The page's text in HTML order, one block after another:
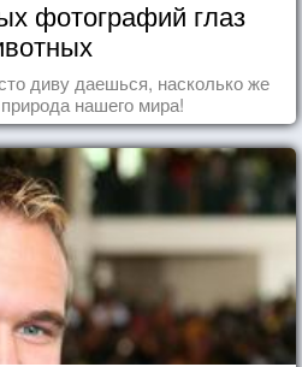
фотографий глаз
диву даешься, насколько же
нашего мира!